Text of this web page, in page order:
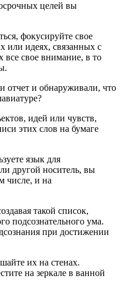
целей вы
фокусируйте свое
или идеях, связанных с
свое внимание, в то
отчет и обнаруживали, что
идей или чувств,
этих слов на бумаге
язык для
другой носитель, вы
числе, и на
такой список,
подсознательного ума.
при достижении
их на стенах.
на зеркале в ванной